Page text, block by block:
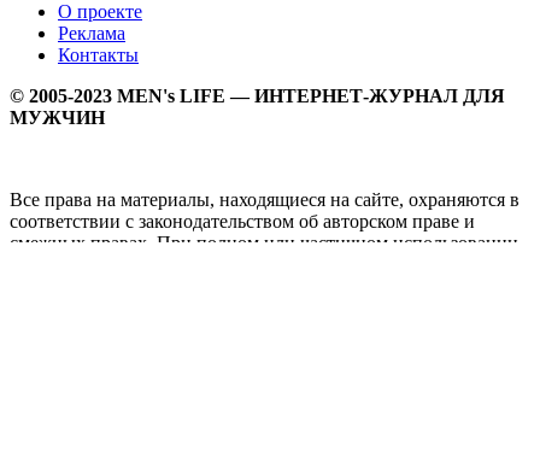
О проекте
Реклама
Контакты
© 2005-2023 MEN's LIFE — ИНТЕРНЕТ-ЖУРНАЛ ДЛЯ
МУЖЧИН
Все права на материалы, находящиеся на сайте, охраняются в
соответствии с законодательством об авторском праве и
смежных правах. При полном или частичном использовании